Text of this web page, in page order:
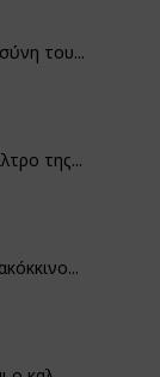
του...
της...